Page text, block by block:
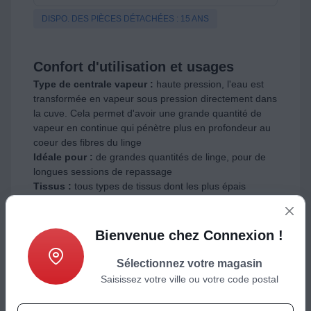
DISPO. DES PIÈCES DÉTACHÉES : 15 ANS
Confort d'utilisation et usages
Type de centrale vapeur : haute pression, l'eau est
transformée en vapeur sous pression directement dans
la cuve. Cela permet d'avoir une grande quantité de
vapeur en continue qui pénètre plus en profondeur au
coeur des fibres du linge
Idéale pour : de grandes quantités de linge, pour de
longues sessions de repassage
Tissus : tous types de tissus dont les plus épais
professionnels
Défroissage vertical :
puissante élimine facilement et rapidement les plis
Bienvenue chez Connexion !
Sélectionnez votre magasin
Saisissez votre ville ou votre code postal